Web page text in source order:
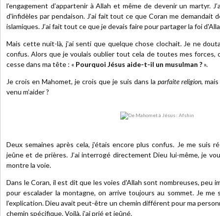
l’engagement d’appartenir à Allah et même de devenir un martyr.
d'infidèles par pendaison. J’ai fait tout ce que Coran me demandait
islamiques. J’ai fait tout ce que je devais faire pour partager la foi
Mais cette nuit-là, j’ai senti que quelque chose clochait. Je ne
confus. Alors que je voulais oublier tout cela de toutes mes
cesse dans ma tête : « Pourquoi Jésus aide-t-il un musulman ?».
Je crois en Mahomet, je crois que je suis dans la parfaite religion,
venu m’aider ?
Deux semaines après cela, j’étais encore plus confus. Je me suis
jeûne et de prières. J’ai interrogé directement Dieu lui-même, je
montre la voie.
Dans le Coran, il est dit que les voies d'Allah sont nombreuses, peu
pour escalader la montagne, on arrive toujours au sommet. Je
l’explication. Dieu avait peut-être un chemin différent pour ma
chemin spécifique. Voilà, j’ai prié et jeûné.